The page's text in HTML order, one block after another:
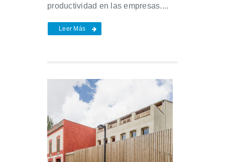
productividad en las empresas....
Leer Más